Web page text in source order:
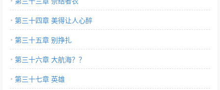
第三十四章 美得让人心醉
第三十五章 别挣扎
第三十六章 大航海？？
第三十七章 英雄